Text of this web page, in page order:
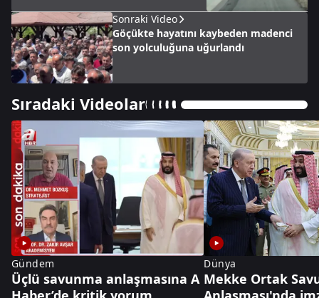
Sonraki Video
Göçükte hayatını kaybeden madenci
son yolculuğuna uğurlandı
Sıradaki Videolar
Gündem
Üçlü savunma anlaşmasına A
Dünya
Mekke Ortak